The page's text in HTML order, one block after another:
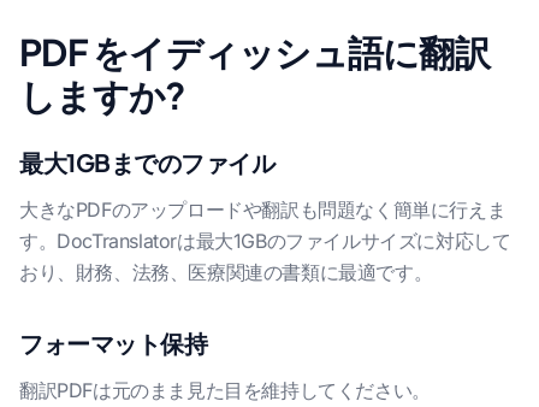
PDF をイディッシュ語に翻訳
しますか?
最大1GBまでのファイル
大きなPDFのアップロードや翻訳も問題なく簡単に行えま
す。DocTranslatorは最大1GBのファイルサイズに対応して
おり、財務、法務、医療関連の書類に最適です。
フォーマット保持
翻訳PDFは元のまま見た目を維持してください。